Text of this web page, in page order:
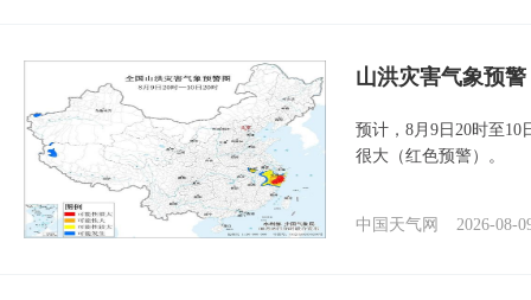
山洪灾害气象预
预计，8月9日20时至
很大（红色预警）。
中国天气网 2026-08-